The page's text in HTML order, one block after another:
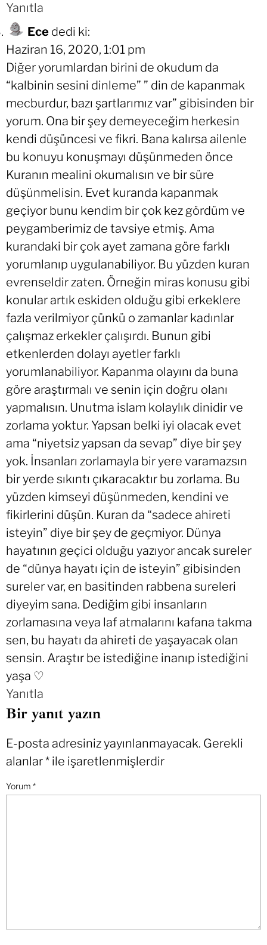
Yanıtla
Ece dedi ki:
Haziran 16, 2020, 1:01 pm
Diğer yorumlardan birini de okudum da
“kalbinin sesini dinleme” ” din de kapanmak
mecburdur, bazı şartlarımız var” gibisinden bir
yorum. Ona bir şey demeyeceğim herkesin
kendi düşüncesi ve fikri. Bana kalırsa ailenle
bu konuyu konuşmayı düşünmeden önce
Kuranın mealini okumalısın ve bir süre
düşünmelisin. Evet kuranda kapanmak
geçiyor bunu kendim bir çok kez gördüm ve
peygamberimiz de tavsiye etmiş. Ama
kurandaki bir çok ayet zamana göre farklı
yorumlanıp uygulanabiliyor. Bu yüzden kuran
evrenseldir zaten. Örneğin miras konusu gibi
konular artık eskiden olduğu gibi erkeklere
fazla verilmiyor çünkü o zamanlar kadınlar
çalışmaz erkekler çalışırdı. Bunun gibi
etkenlerden dolayı ayetler farklı
yorumlanabiliyor. Kapanma olayını da buna
göre araştırmalı ve senin için doğru olanı
yapmalısın. Unutma islam kolaylık dinidir ve
zorlama yoktur. Yapsan belki iyi olacak evet
ama “niyetsiz yapsan da sevap” diye bir şey
yok. İnsanları zorlamayla bir yere varamazsın
bir yerde sıkıntı çıkaracaktır bu zorlama. Bu
yüzden kimseyi düşünmeden, kendini ve
fikirlerini düşün. Kuran da “sadece ahireti
isteyin” diye bir şey de geçmiyor. Dünya
hayatının geçici olduğu yazıyor ancak sureler
de “dünya hayatı için de isteyin” gibisinden
sureler var, en basitinden rabbena sureleri
diyeyim sana. Dediğim gibi insanların
zorlamasına veya laf atmalarını kafana takma
sen, bu hayatı da ahireti de yaşayacak olan
sensin. Araştır be istediğine inanıp istediğini
yaşa ♡
Yanıtla
Bir yanıt yazın
E-posta adresiniz yayınlanmayacak. Gerekli
alanlar* ile işaretlenmişlerdir
Yorum *